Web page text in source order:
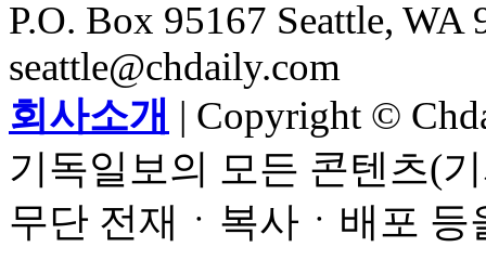
P.O. Box 95167 Seattle,
seattle@chdaily.com
회사소개 | Copyright ©
기독일보의 모든 콘텐츠(
무단 전재ㆍ복사ㆍ배포 등